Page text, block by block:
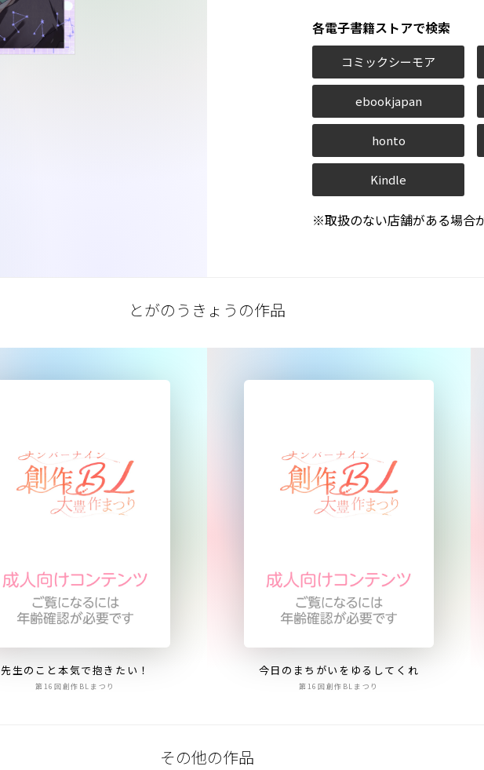
各電子書籍ストアで検索
コミックシーモア
ebookjapan
honto
Kindle
※取扱のない店舗がある場合
とがのうきょうの作品
先生のこと本気で抱きたい！
第16回創作BLまつり
今日のまちがいをゆるしてくれ
第16回創作BLまつり
その他の作品